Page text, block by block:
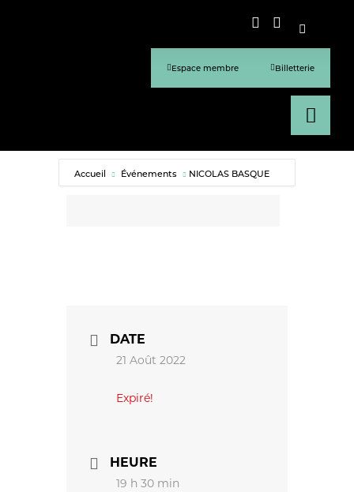
Espace membre Billetterie
Accueil Événements NICOLAS BASQUE
DATE
21 Août 2022
Expiré!
HEURE
19 h 30 min